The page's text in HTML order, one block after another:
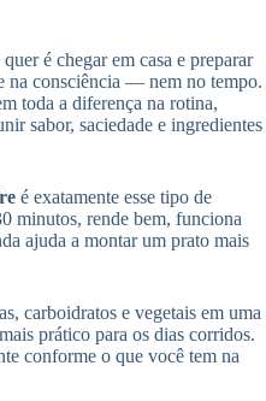
é chegar em casa e preparar
na consciência — nem no tempo.
toda a diferença na rotina,
sabor, saciedade e ingredientes
é exatamente esse tipo de
minutos, rende bem, funciona
ajuda a montar um prato mais
carboidratos e vegetais em uma
prático para os dias corridos.
conforme o que você tem na